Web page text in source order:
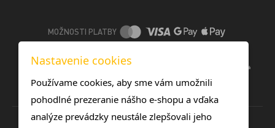
MOŽNOSTI PLATBY
Nastavenie cookies
Používame cookies, aby sme vám umožnili
pohodlné prezeranie nášho e-shopu a vďaka
analýze prevádzky neustále zlepšovali jeho